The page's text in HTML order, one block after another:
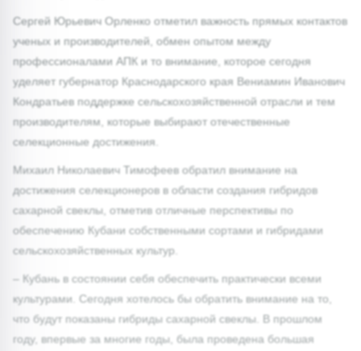
Сергей Юрьевич Орленко отметил важность прямых контактов
ученых и производителей, обмен опытом между
профессионалами АПК и то внимание, которое сегодня
уделяет губернатор Краснодарского края Вениамин Иванович
Кондратьев поддержке сельскохозяйственной отрасли и тем
производителям, которые выбирают отечественные
селекционные достижения.
Михаил Николаевич Тимофеев обратил внимание на
достижения селекционеров в области создания гибридов
сахарной свеклы, отметив отличные перспективы по
обеспечению Кубани собственными сортами и гибридами
сельскохозяйственных культур.
– Кубань в состоянии себя обеспечить практически всеми
культурами. Сегодня хотелось бы обратить внимание на то,
что будут показаны гибриды сахарной свеклы. В прошлом
году, впервые за многие годы, была проведена большая